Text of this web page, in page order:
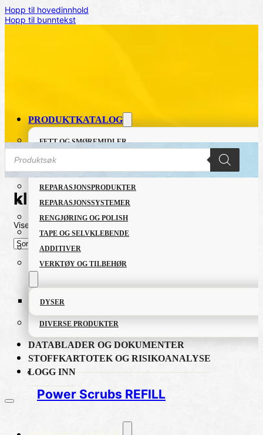
Hopp til hovedinnhold
Hopp til bunntekst
PRODUKTKATALOG
FETT OG SMØREMIDLER
GRUNNING OG LAKK
LIM OG TETTEMASSER
REPARASJONSPRODUKTER
REPARASJONSSYSTEMER
RENGJØRING OG POLISH
TAPE OG SELVKLEBENDE
ADDITIVER
VERKTØY OG TILBEHØR
DYSER
DIVERSE PRODUKTER
DATABLADER OG DOKUMENTER
STOFFKARTOTEK OG RISIKOANALYSE
LOGG INN
Products
search
kluter
Viser alle 2 resultaterSortert
etter
Power Scrubs REFILL